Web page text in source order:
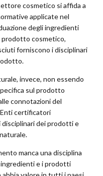
cosmetico si affida a
applicate nel
degli ingredienti
cosmetico,
forniscono i disciplinari
invece, non essendo
sul prodotto
connotazioni del
certificatori
dei prodotti e
manca una disciplina
ingredienti e i prodotti